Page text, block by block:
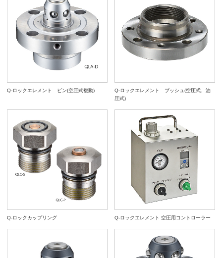
Q-ロックエレメント ピン(空圧式複動)
Q-ロックエレメント ブッシュ(空圧式、油
圧式)
Q-ロックカップリング Q-ロックエレメント 空圧用コントローラー